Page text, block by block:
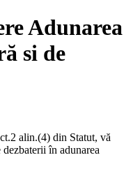
Adunarea
si de
alin.(4) din Statut, vă
în adunarea